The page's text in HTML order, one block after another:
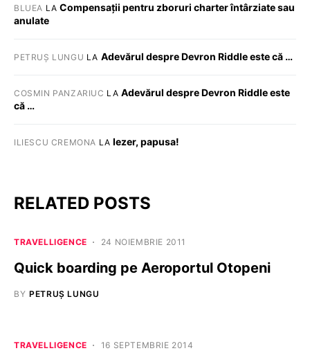
BLUEA LACompensații pentru zboruri charter întârziate sau
anulate
PETRUȘ LUNGU LA Adevărul despre Devron Riddle este că …
COSMIN PANZARIUC LA Adevărul despre Devron Riddle este
că …
ILIESCU CREMONA LA Iezer, papusa!
RELATED POSTS
TRAVELLIGENCE 24 NOIEMBRIE 2011
Quick boarding pe Aeroportul Otopeni
BY PETRUȘ LUNGU
TRAVELLIGENCE 16 SEPTEMBRIE 2014